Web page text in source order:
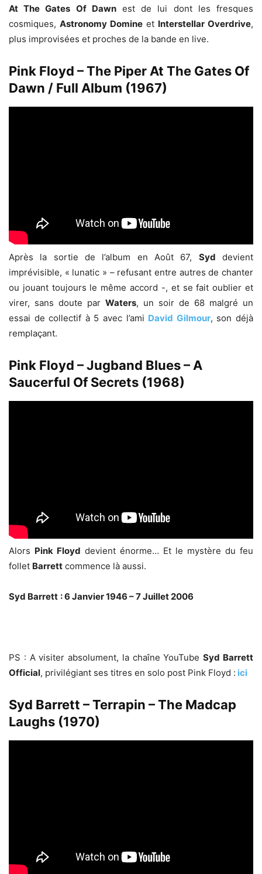
At The Gates Of Dawnest de lui dont les fresques
cosmiques, Astronomy Domine et Interstellar Overdrive,
plus improvisées et proches de la bande en live.
Pink Floyd – The Piper At The Gates Of
Dawn / Full Album (1967)
Après la sortie de l’album en Août 67, Syd devient
imprévisible, « lunatic » – refusant entre autres de chanter
ou jouant toujours le même accord -, et se fait oublier et
virer, sans doute par Waters, un soir de 68 malgré un
essai de collectif à 5 avec l’ami David Gilmour, son déjà
remplaçant.
Pink Floyd – Jugband Blues – A
Saucerful Of Secrets (1968)
Alors Pink Floyd devient énorme… Et le mystère du feu
follet Barrett commence là aussi.
Syd Barrett : 6 Janvier 1946 – 7 Juillet 2006
PS : A visiter absolument, la chaîne YouTubeSyd Barrett
Official, privilégiant ses titres en solo post Pink Floyd : ici
Syd Barrett – Terrapin – The Madcap
Laughs (1970)